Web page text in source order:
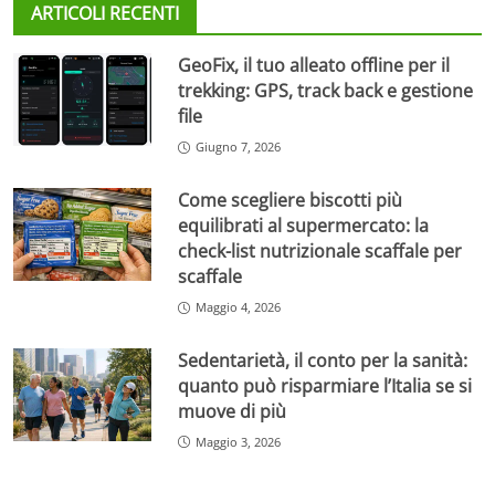
ARTICOLI RECENTI
GeoFix, il tuo alleato offline per il
trekking: GPS, track back e gestione
file
Giugno 7, 2026
Come scegliere biscotti più
equilibrati al supermercato: la
check-list nutrizionale scaffale per
scaffale
Maggio 4, 2026
Sedentarietà, il conto per la sanità:
quanto può risparmiare l’Italia se si
muove di più
Maggio 3, 2026